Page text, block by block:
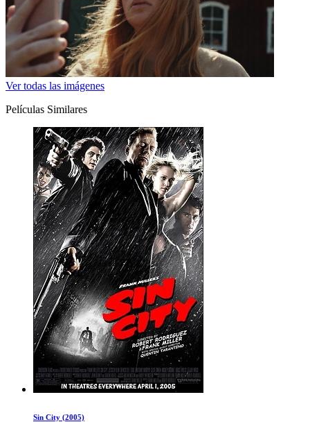
Ver todas las imágenes
Películas Similares
Sin City (2005)